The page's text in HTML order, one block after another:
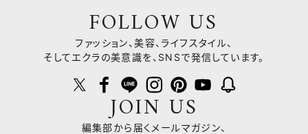
FOLLOW US
ファッション、美容、ライフスタイル、
そしてエクラの美意識を、SNSで発信しています。
JOIN US
編集部から届くメールマガジン、